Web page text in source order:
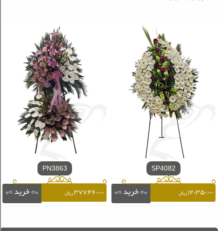
SP4082
۱۲۰,۳۵۰,۰۰۰ریال
PN3863
۳۷۷,۴۶۰,۰۰۰ریال